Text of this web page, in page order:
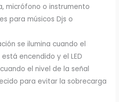
micrófono o instrumento
para músicos Djs o
se ilumina cuando el
encendido y el LED
el nivel de la señal
para evitar la sobrecarga